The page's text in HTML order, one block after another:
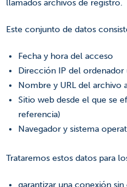
llamados archivos de registro.
Este conjunto de datos
Fecha y hora del acceso
Dirección IP del
Nombre y URL del archivo
Sitio web desde el que se
referencia)
Navegador y sistema
Trataremos estos datos para
garantizar una conexión